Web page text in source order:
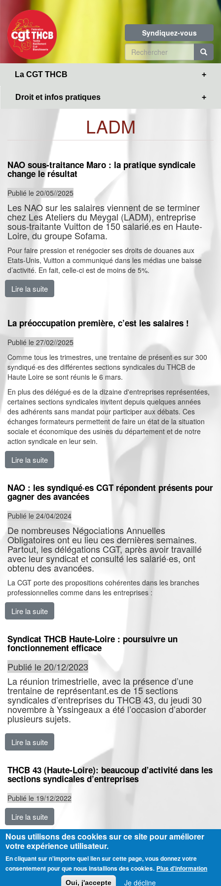
contenu
principal
Syndiquez-vous
Formulaire
de
La CGT THCB
Droit et infos pratiques
LADM
NAO sous-traitance Maro : la pratique syndicale
change le résultat
Publié le 20/05//2025
Les NAO sur les salaires viennent de se terminer
chez Les Ateliers du Meygal (LADM), entreprise
sous-traitante Vuitton de 150 salarié.es en Haute-
Loire, du groupe Sofama.
Pour faire pression et renégocier ses droits de douanes aux
Etats-Unis, Vuitton a communiqué dans les médias une baisse
d’activité. En fait, celle-ci est de moins de 5%.
Lire la suite
La préoccupation première, c’est les salaires !
Publié le 27/02//2025
Comme tous les trimestres, une trentaine de présent·es sur 300
syndiqué·es des différentes sections syndicales du THCB de
Haute Loire se sont réunis le 6 mars.
En plus des délégué·es de la dizaine d'entreprises représentées,
certaines sections syndicales invitent depuis quelques années
des adhérents sans mandat pour participer aux débats. Ces
échanges formateurs permettent de faire un état de la situation
sociale et économique des usines du département et de notre
action syndicale en leur sein.
Lire la suite de La préoccupation première, c’est les salaires !
NAO : les syndiqué·es CGT répondent présents pour
gagner des avancées
Publié le 24/04/2024
De nombreuses Négociations Annuelles
Obligatoires ont eu lieu ces dernières semaines.
Partout, les délégations CGT, après avoir travaillé
avec leur syndicat et consulté les salarié·es, ont
obtenu des avancées.
La CGT porte des propositions cohérentes dans les branches
professionnelles comme dans les entreprises :
Lire la suite
Syndicat THCB Haute-Loire : poursuivre un
fonctionnement efficace
Publié le 20/12/2023
La réunion trimestrielle, avec la présence d’une
trentaine de représentant.es de 15 sections
syndicales d’entreprises du THCB 43, du jeudi 30
novembre à Yssingeaux a été l’occasion d’aborder
plusieurs sujets.
Lire la suite
THCB 43 (Haute-Loire): beaucoup d’activité dans les
sections syndicales d’entreprises
Publié le 19/12/2022
Lire la suite
Ⓒ CGT Fédération THCB - Tous les droits réservés - Mentions légales
Contactez-nous
Nous utilisons des cookies sur ce site pour améliorer
votre expérience utilisateur.
En cliquant sur n'importe quel lien sur cette page, vous donnez votre
consentement pour que nous installions des cookies. Plus d'information
Oui, j'accepte Je décline